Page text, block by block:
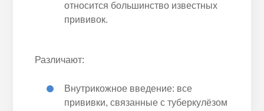
относится большинство известных
прививок.
Различают:
Внутрикожное введение: все
прививки, связанные с туберкулёзом